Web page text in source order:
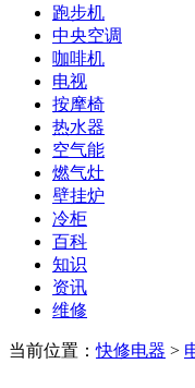
跑步机
中央空调
咖啡机
电视
按摩椅
热水器
空气能
燃气灶
壁挂炉
冷柜
百科
知识
资讯
维修
当前位置：快修电器 >